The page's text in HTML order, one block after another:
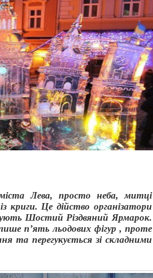
Лева, просто неба, митці
криги. Це дійство організатори
Шостий Різдвяний Ярмарок.
п’ять льодових фігур , проте
та перегукується зі складними